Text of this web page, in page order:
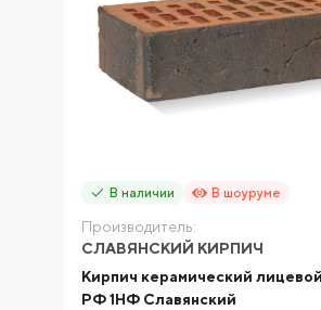
В наличии В шоуруме
Производитель:
СЛАВЯНСКИЙ КИРПИЧ
Кирпич керамический
РФ 1НФ Славянский